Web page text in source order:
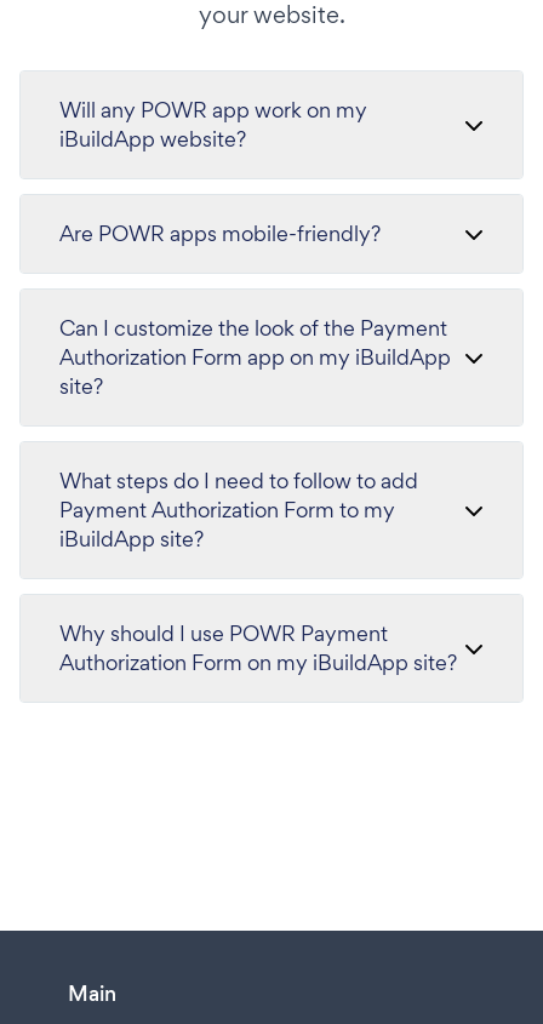
your website.
Will any POWR app work on my
iBuildApp website?
Are POWR apps mobile-friendly?
Can I customize the look of the Payment
Authorization Form app on my iBuildApp
site?
What steps do I need to follow to add
Payment Authorization Form to my
iBuildApp site?
Why should I use POWR Payment
Authorization Form on my iBuildApp site?
Main